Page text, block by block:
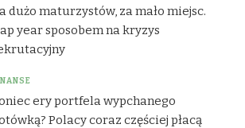
dużo maturzystów, za mało miejsc.
year sposobem na kryzys
ery portfela wypchanego
Polacy coraz częściej płacą